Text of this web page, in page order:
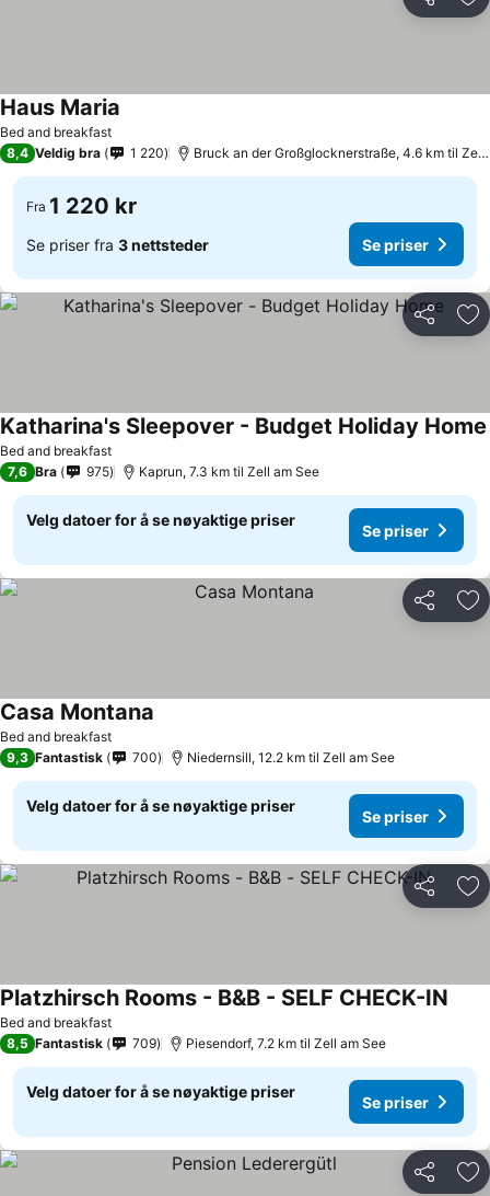
Del
Bed and breakfast
Haus Maria
8,4 Veldig bra 1 220 Bruck an der Großglocknerstraße, 4.6 km til Zell am See
Fra 1 220 kr
Se priser fra 3 nettsteder Se priser
Del
Bed and breakfast
Katharina's Sleepover - Budget Holiday Home
7,6 Bra 975 Kaprun, 7.3 km til Zell am See
Velg datoer for å se nøyaktige priser
Se priser
Del
Bed and breakfast
Casa Montana
9,3 Fantastisk 700 Niedernsill, 12.2 km til Zell am See
Velg datoer for å se nøyaktige priser
Se priser
Del
Bed and breakfast
Platzhirsch Rooms - B&B - SELF CHECK-IN
8,5 Fantastisk 709 Piesendorf, 7.2 km til Zell am See
Velg datoer for å se nøyaktige priser
Se priser
Del